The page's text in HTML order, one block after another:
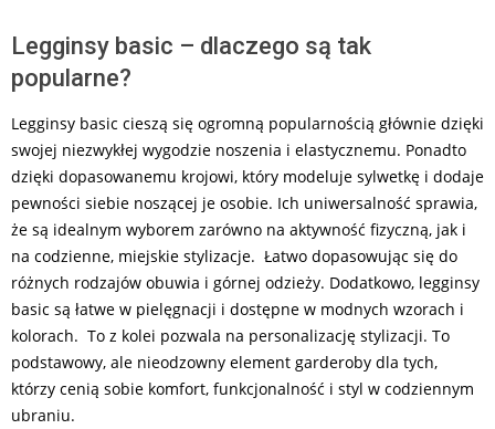
Legginsy basic – dlaczego są tak
popularne?
Legginsy basic cieszą się ogromną popularnością głównie dzięki
swojej niezwykłej wygodzie noszenia i elastycznemu. Ponadto
dzięki dopasowanemu krojowi, który modeluje sylwetkę i dodaje
pewności siebie noszącej je osobie. Ich uniwersalność sprawia,
że są idealnym wyborem zarówno na aktywność fizyczną, jak i
na codzienne, miejskie stylizacje. Łatwo dopasowując się do
różnych rodzajów obuwia i górnej odzieży. Dodatkowo, legginsy
basic są łatwe w pielęgnacji i dostępne w modnych wzorach i
kolorach. To z kolei pozwala na personalizację stylizacji. To
podstawowy, ale nieodzowny element garderoby dla tych,
którzy cenią sobie komfort, funkcjonalność i styl w codziennym
ubraniu.